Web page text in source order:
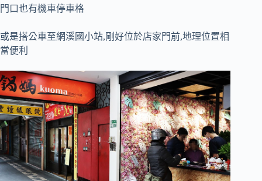
門口也有機車停車格
或是搭公車至網溪國小站,剛好位於店家門前,地理位置相
當便利